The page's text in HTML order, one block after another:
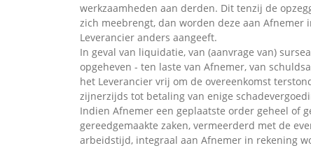
werkzaamheden aan derden. Dit tenzij de
zich meebrengt, dan worden deze aan
Leverancier anders aangeeft.
In geval van liquidatie, van (aanvrage van)
opgeheven - ten laste van Afnemer, van
het Leverancier vrij om de overeenkomst
zijnerzijds tot betaling van enige
Indien Afnemer een geplaatste order geheel of
gereedgemaakte zaken, vermeerderd met de
arbeidstijd, integraal aan Afnemer in rekening